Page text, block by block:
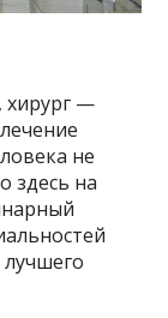
хирург —
не
здесь на